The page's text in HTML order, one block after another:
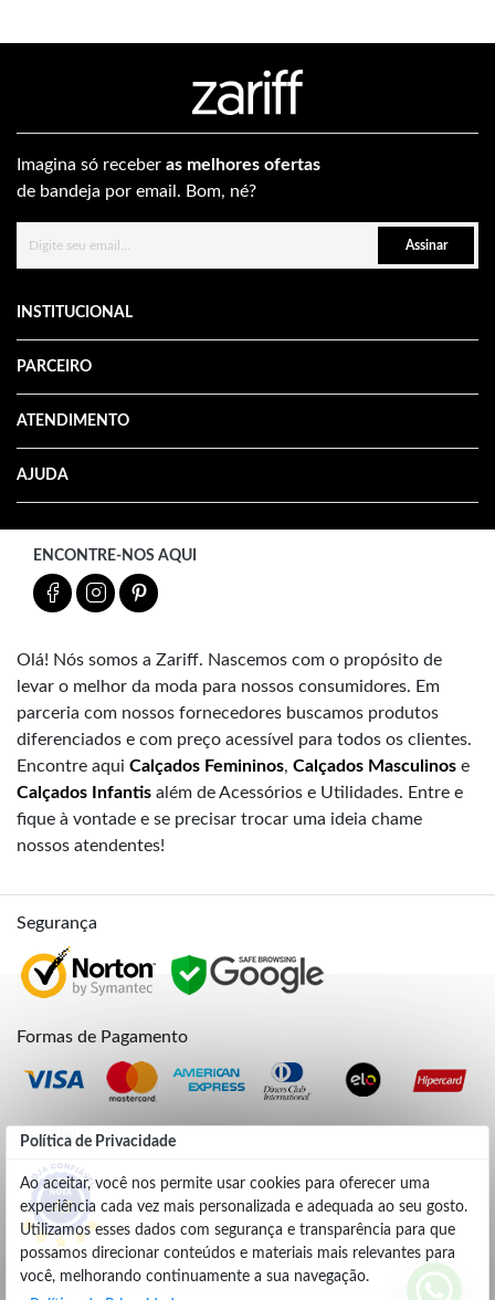
Política de Privacidade
Ao aceitar, você nos permite usar cookies para oferecer uma
experiência cada vez mais personalizada e adequada ao seu gosto.
Utilizamos esses dados com segurança e transparência para que
possamos direcionar conteúdos e materiais mais relevantes para
você, melhorando continuamente a sua navegação.
Imagina só receber as melhores ofertas
de bandeja por email. Bom, né?
Assinar
INSTITUCIONAL
PARCEIRO
ATENDIMENTO
AJUDA
ENCONTRE-NOS AQUI
Olá! Nós somos a Zariff. Nascemos com o propósito de
levar o melhor da moda para nossos consumidores. Em
parceria com nossos fornecedores buscamos produtos
diferenciados e com preço acessível para todos os clientes.
Encontre aqui Calçados Femininos, Calçados Masculinos e
Calçados Infantis além de Acessórios e Utilidades. Entre e
fique à vontade e se precisar trocar uma ideia chame
nossos atendentes!
Segurança
Formas de Pagamento
Credibilidade
4.9